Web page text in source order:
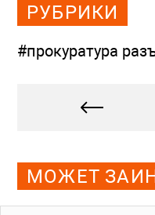
РУБРИКИ
#прокуратура
МОЖЕТ